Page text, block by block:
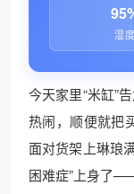
湿度
今天家里“米缸”
热闹，顺便就把
面对货架上琳琅
困难症”上身了